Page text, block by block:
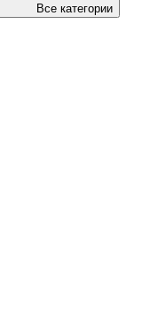
Все категории